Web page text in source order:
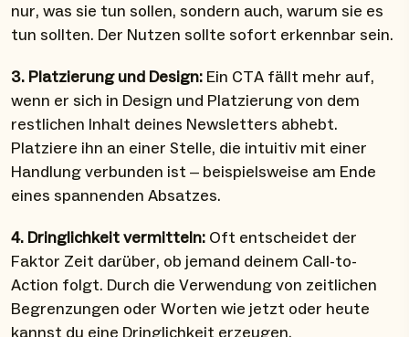
nur, was sie tun sollen, sondern auch, warum sie es
tun sollten. Der Nutzen sollte sofort erkennbar sein.
3. Platzierung und Design: Ein CTA fällt mehr auf,
wenn er sich in Design und Platzierung von dem
restlichen Inhalt deines Newsletters abhebt.
Platziere ihn an einer Stelle, die intuitiv mit einer
Handlung verbunden ist – beispielsweise am Ende
eines spannenden Absatzes.
4. Dringlichkeit vermitteln: Oft entscheidet der
Faktor Zeit darüber, ob jemand deinem Call-to-
Action folgt. Durch die Verwendung von zeitlichen
Begrenzungen oder Worten wie jetzt oder heute